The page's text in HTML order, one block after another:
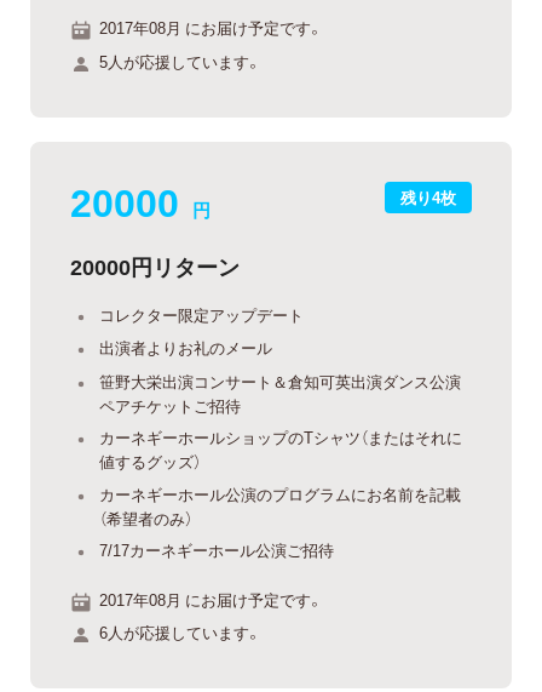
2017年08月 にお届け予定です。
5人が応援しています。
残り4枚
20000 円
20000円リターン
コレクター限定アップデート
出演者よりお礼のメール
笹野大栄出演コンサート＆倉知可英出演ダンス公演
ペアチケットご招待
カーネギーホールショップのTシャツ（またはそれに
値するグッズ）
カーネギーホール公演のプログラムにお名前を記載
（希望者のみ）
7/17カーネギーホール公演ご招待
2017年08月 にお届け予定です。
6人が応援しています。